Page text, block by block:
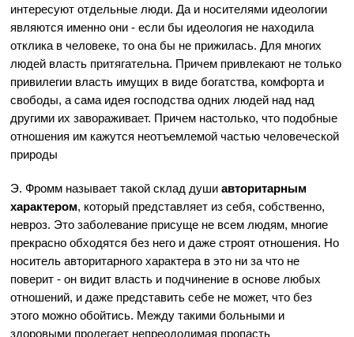
интересуют отдельные люди. Да и носителями идеологии
являются именно они - если бы идеология не находила
отклика в человеке, то она бы не прижилась. Для многих
людей власть притягательна. Причем привлекают не только
привилегии власть имущих в виде богатства, комфорта и
свободы, а сама идея господства одних людей над над
другими их завораживает. Причем настолько, что подобные
отношения им кажутся неотъемлемой частью человеческой
природы
Э. Фромм называет такой склад душиавторитарным
характером, который представляет из себя, собственно,
невроз. Это заболевание присуще не всем людям, многие
прекрасно обходятся без него и даже строят отношения. Но
носитель авторитарного характера в это ни за что не
поверит - он видит власть и подчинение в основе любых
отношений, и даже представить себе не может, что без
этого можно обойтись. Между такими больными и
здоровыми пролегает непреодолимая пропасть